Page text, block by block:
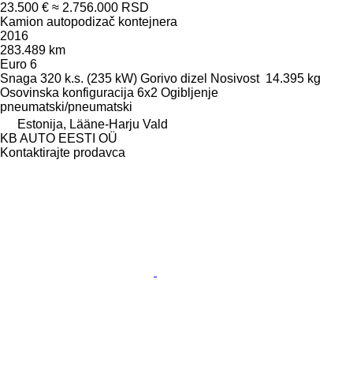
23.500 € ≈ 2.756.000 RSD
Kamion autopodizač kontejnera
2016
283.489 km
Euro 6
Snaga 320 k.s. (235 kW) Gorivo dizel Nosivost 14.395 kg
Osovinska konfiguracija 6x2 Ogibljenje
pneumatski/pneumatski
Estonija, Lääne-Harju Vald
KB AUTO EESTI OÜ
Kontaktirajte prodavca